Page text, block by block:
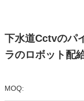
下水道Cctvのパ
ラのロボット配
MOQ: